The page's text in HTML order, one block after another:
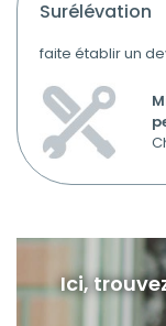
surélévation
faite établir un
Ici,